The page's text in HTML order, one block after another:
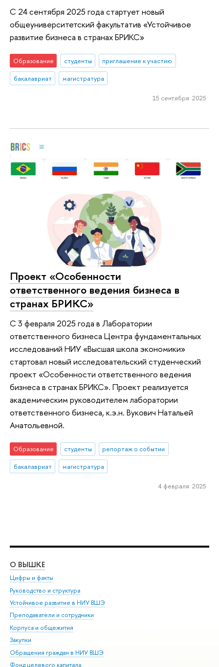
С 24 сентября 2025 года стартует новый
общеуниверситетский факультатив «Устойчивое
развитие бизнеса в странах БРИКС»
Образование студенты
приглашение к участию
бакалавриат
магистратура
15 сентября 2025
Проект «Особенности
ответственного ведения бизнеса в
странах БРИКС»
С 3 февраля 2025 года в Лаборатории
ответственного бизнеса Центра фундаментальных
исследований НИУ «Высшая школа экономики»
стартовал новый исследовательский студенческий
проект «Особенности ответственного ведения
бизнеса в странах БРИКС». Проект реализуется
академическим руководителем лаборатории
ответственного бизнеса, к.э.н. Вукович Натальей
Анатольевной.
Образование студенты
репортаж о событии
бакалавриат
магистратура
4 февраля 2025
О ВЫШКЕ
Цифры и факты
Руководство и структура
Устойчивое развитие в НИУ ВШЭ
Преподаватели и сотрудники
Корпуса и общежития
Закупки
Обращения граждан в НИУ ВШЭ
Фонд целевого капитала